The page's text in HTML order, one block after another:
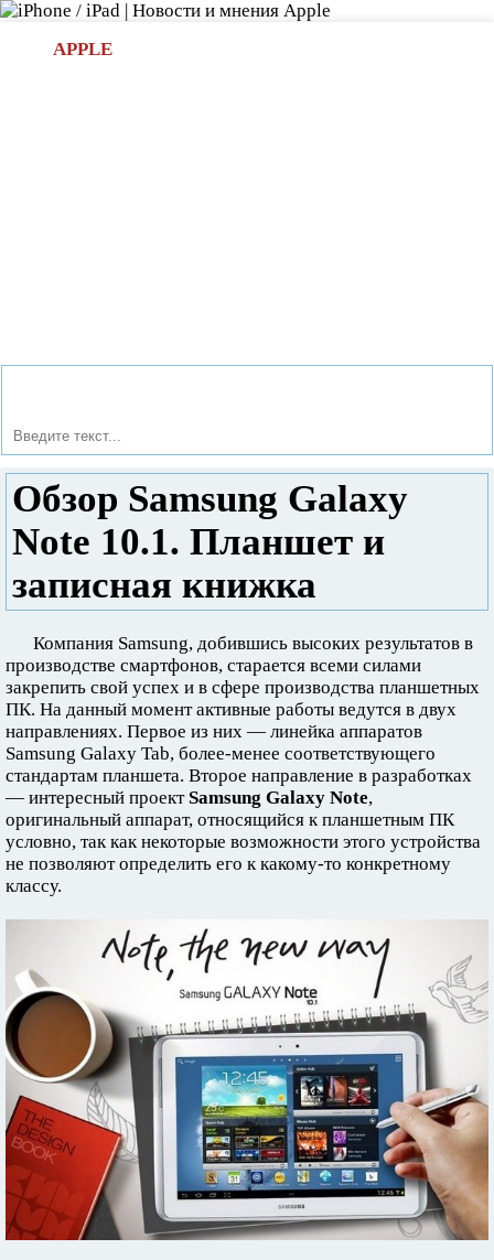
APPLE
Обзор Samsung Galaxy
Note 10.1. Планшет и
записная книжка
Компания Samsung, добившись высоких результатов в
производстве смартфонов, старается всеми силами
закрепить свой успех и в сфере производства планшетных
ПК. На данный момент активные работы ведутся в двух
направлениях. Первое из них — линейка аппаратов
Samsung Galaxy Tab, более-менее соответствующего
стандартам планшета. Второе направление в разработках
— интересный проект Samsung Galaxy Note,
оригинальный аппарат, относящийся к планшетным ПК
условно, так как некоторые возможности этого устройства
не позволяют определить его к какому-то конкретному
классу.